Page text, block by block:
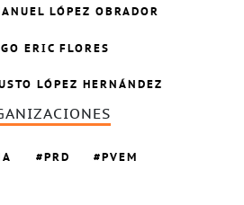
LÓPEZ OBRADOR
ERIC FLORES
LÓPEZ HERNÁNDEZ
PRD PVEM